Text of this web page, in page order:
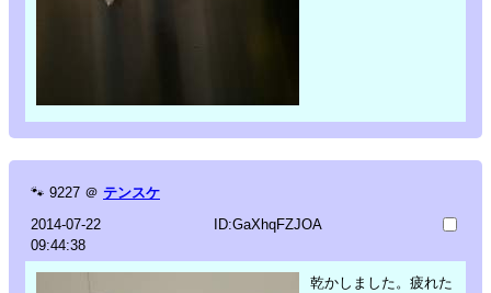
🐾 9227 ＠ テンスケ
2014-07-22
09:44:38
ID:GaXhqFZJOA
乾かしました。疲れた